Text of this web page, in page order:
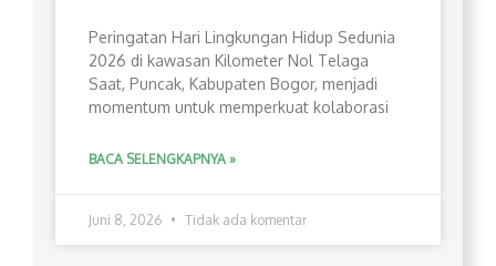
Peringatan Hari Lingkungan Hidup Sedunia
2026 di kawasan Kilometer Nol Telaga
Saat, Puncak, Kabupaten Bogor, menjadi
momentum untuk memperkuat kolaborasi
BACA SELENGKAPNYA »
Juni 8, 2026 Tidak ada komentar